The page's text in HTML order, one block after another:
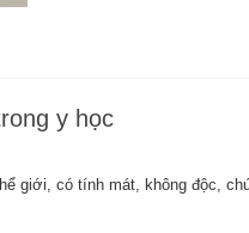
y học
giới, có tính mát, không độc,